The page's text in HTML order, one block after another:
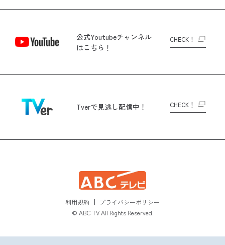
公式Youtubeチャンネル
はこちら！
CHECK！
Tverで見逃し配信中！ CHECK！
利用規約
プライバシーポリシー
© ABC TV All Rights Reserved.